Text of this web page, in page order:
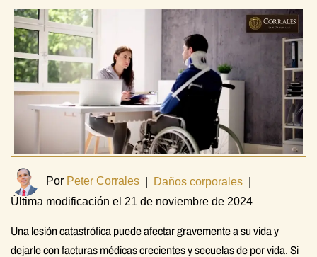
Por Peter Corrales Daños corporales
Última modificación el 21 de noviembre de 2024
Una lesión catastrófica puede afectar gravemente a su vida y
dejarle con facturas médicas crecientes y secuelas de por vida. Si